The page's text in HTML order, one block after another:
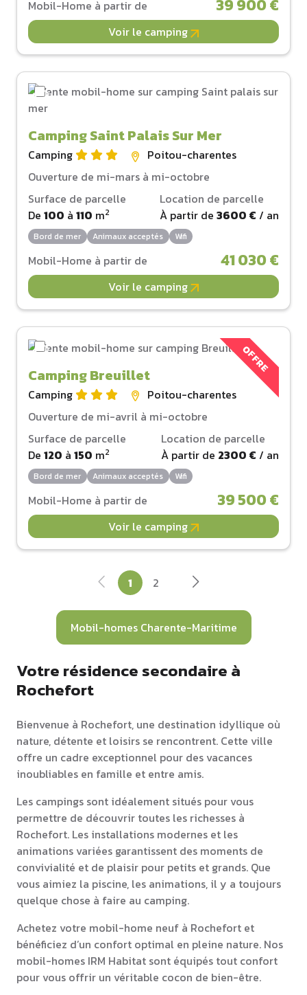
Mobil-Home à partir de 39 900 €
Voir le camping
Camping Saint Palais Sur Mer
Camping
Poitou-charentes
Ouverture de mi-mars à mi-octobre
Surface de parcelle
De 100 à 110 m2
Location de parcelle
À partir de 3600 € / an
Bord de mer Animaux acceptés Wifi
Mobil-Home à partir de 41 030 €
Voir le camping
OFFRE
Camping Breuillet
Camping
Poitou-charentes
Ouverture de mi-avril à mi-octobre
Surface de parcelle
De 120 à 150 m2
Location de parcelle
À partir de 2300 € / an
Bord de mer Animaux acceptés Wifi
Mobil-Home à partir de 39 500 €
Voir le camping
1 2
Mobil-homes Charente-Maritime
Votre résidence secondaire à
Rochefort
Bienvenue à Rochefort, une destination idyllique où
nature, détente et loisirs se rencontrent. Cette ville
offre un cadre exceptionnel pour des vacances
inoubliables en famille et entre amis.
Les campings sont idéalement situés pour vous
permettre de découvrir toutes les richesses à
Rochefort. Les installations modernes et les
animations variées garantissent des moments de
convivialité et de plaisir pour petits et grands. Que
vous aimiez la piscine, les animations, il y a toujours
quelque chose à faire au camping.
Achetez votre mobil-home neuf à Rochefort et
bénéficiez d’un confort optimal en pleine nature. Nos
mobil-homes IRM Habitat sont équipés tout confort
pour vous offrir un véritable cocon de bien-être.